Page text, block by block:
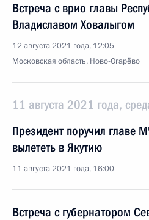
Встреча с врио главы
Владиславом Ховалыгом
12 августа 2021 года, 12:05
Московская область, Ново-Огарёво
11 августа 2021 года,
Президент поручил главе
вылететь в Якутию
11 августа 2021 года, 16:00
Встреча с губернатором